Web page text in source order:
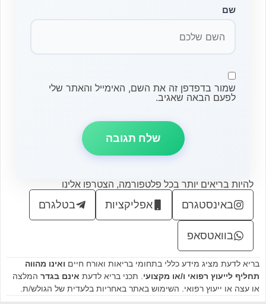
שם
שמור בדפדפן זה את השם, האימייל והאתר שלי
לפעם הבאה שאגיב.
להיות בריאים יותר בכל פלטפורמה, הצטרפו אלינו
באינסטגרם אפליקציות בטלגרם
בוואטסאפ
בריא לדעת מציג מידע כללי בתחומי בריאות ואורח חיים ואינו מהווה
תחליף לייעוץ רפואי ו/או מקצועי . תכני בריא לדעת אינם בגדר המלצה
או עצה או ייעוץ רפואי. השימוש באתר באחריות בלעדית של הגולש/ת.